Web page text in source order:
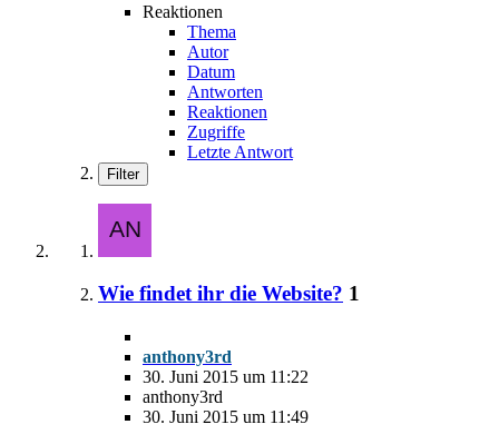
Reaktionen
Thema
Autor
Datum
Antworten
Reaktionen
Zugriffe
Letzte Antwort
Filter
Wie findet ihr die Website? 1
anthony3rd
30. Juni 2015 um 11:22
anthony3rd
30. Juni 2015 um 11:49